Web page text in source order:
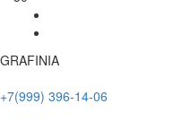
GRAFINIA
+7(999) 396-14-06